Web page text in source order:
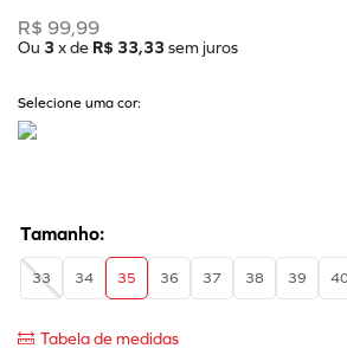
R$ 99,99
Ou 3 x de R$ 33,33 sem juros
Selecione uma cor:
33 34 35 36 37 38 39 40
Tabela de medidas